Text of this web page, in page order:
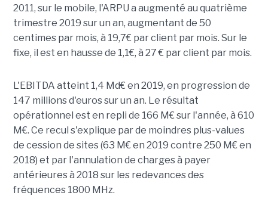
2011, sur le mobile, l'ARPU a augmenté au quatrième
trimestre 2019 sur un an, augmentant de 50
centimes par mois, à 19,7€ par client par mois. Sur le
fixe, il est en hausse de 1,1€, à 27 € par client par mois.
L'EBITDA atteint 1,4 Md€ en 2019, en progression de
147 millions d'euros sur un an. Le résultat
opérationnel est en repli de 166 M€ sur l'année, à 610
M€. Ce recul s'explique par de moindres plus-values
de cession de sites (63 M€ en 2019 contre 250 M€ en
2018) et par l'annulation de charges à payer
antérieures à 2018 sur les redevances des
fréquences 1800 MHz.